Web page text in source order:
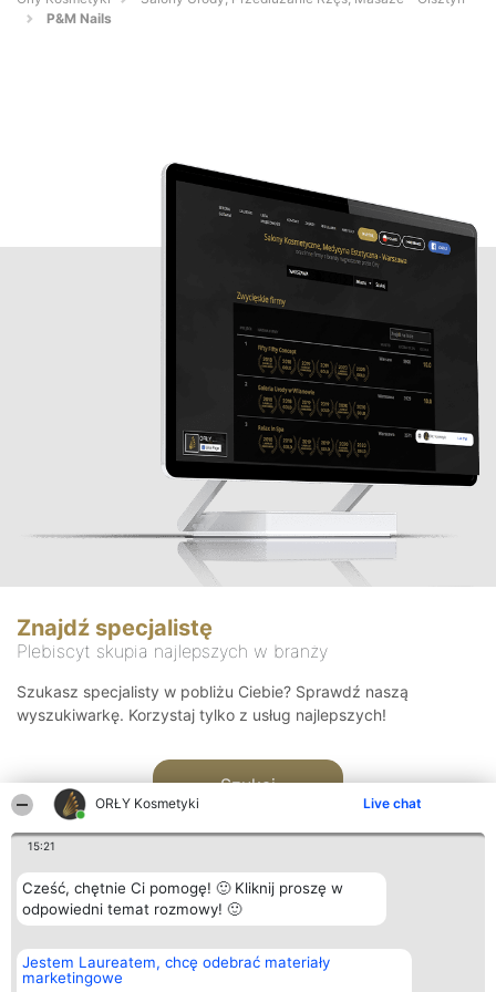
ORŁY Kosmetyki Live chat
15:21
Cześć, chętnie Ci pomogę! 🙂 Kliknij proszę w
odpowiedni temat rozmowy! 🙂
Jestem Laureatem, chcę odebrać materiały
marketingowe
P&M Nails
Znajdź specjalistę
Plebiscyt skupia najlepszych w branży
Szukasz specjalisty w pobliżu Ciebie? Sprawdź naszą
wyszukiwarkę. Korzystaj tylko z usług najlepszych!
Szukaj
Organizator plebiscytu
Bright Side Solutions sp. z o.
o. sp. k.
Plebiscyt
Laureaci
Blog
Articles
Kontakt